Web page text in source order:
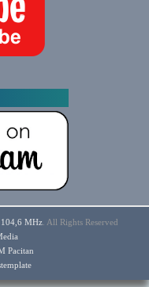
MHz . All Rights Reserved
Pacitan